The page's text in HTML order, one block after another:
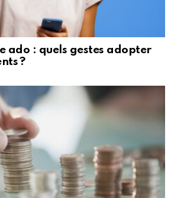
ado : quels gestes adopter
?